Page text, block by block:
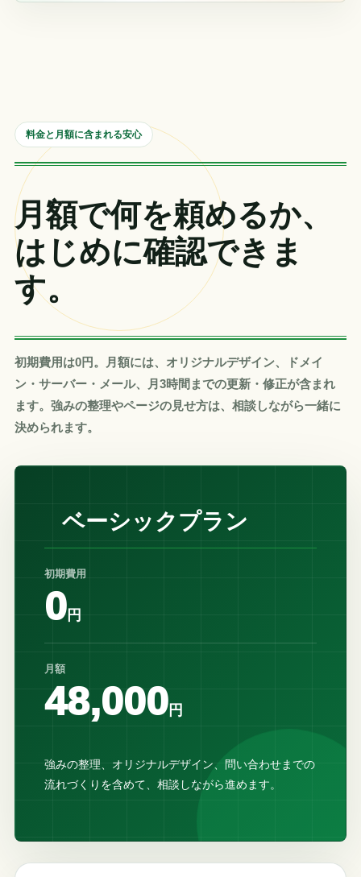
料金と月額に含まれる安心
月額で何を頼めるか、
はじめに確認できま
す。
初期費用は0円。月額には、オリジナルデザイン、ドメイ
ン・サーバー・メール、月3時間までの更新・修正が含まれ
ます。強みの整理やページの見せ方は、相談しながら一緒に
決められます。
ベーシックプラン
初期費用
0 円
月額
48,000 円
強みの整理、オリジナルデザイン、問い合わせまでの
流れづくりを含めて、相談しながら進めます。